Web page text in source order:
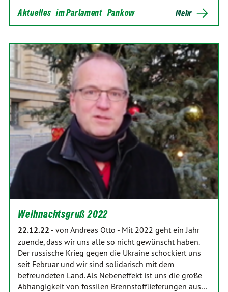
Aktuelles im Parlament Pankow Mehr
Weihnachtsgruß 2022
22.12.22 - von Andreas Otto - Mit 2022 geht ein Jahr
zuende, dass wir uns alle so nicht gewünscht haben.
Der russische Krieg gegen die Ukraine schockiert uns
seit Februar und wir sind solidarisch mit dem
befreundeten Land. Als Nebeneffekt ist uns die große
Abhängigkeit von fossilen Brennstofflieferungen aus…